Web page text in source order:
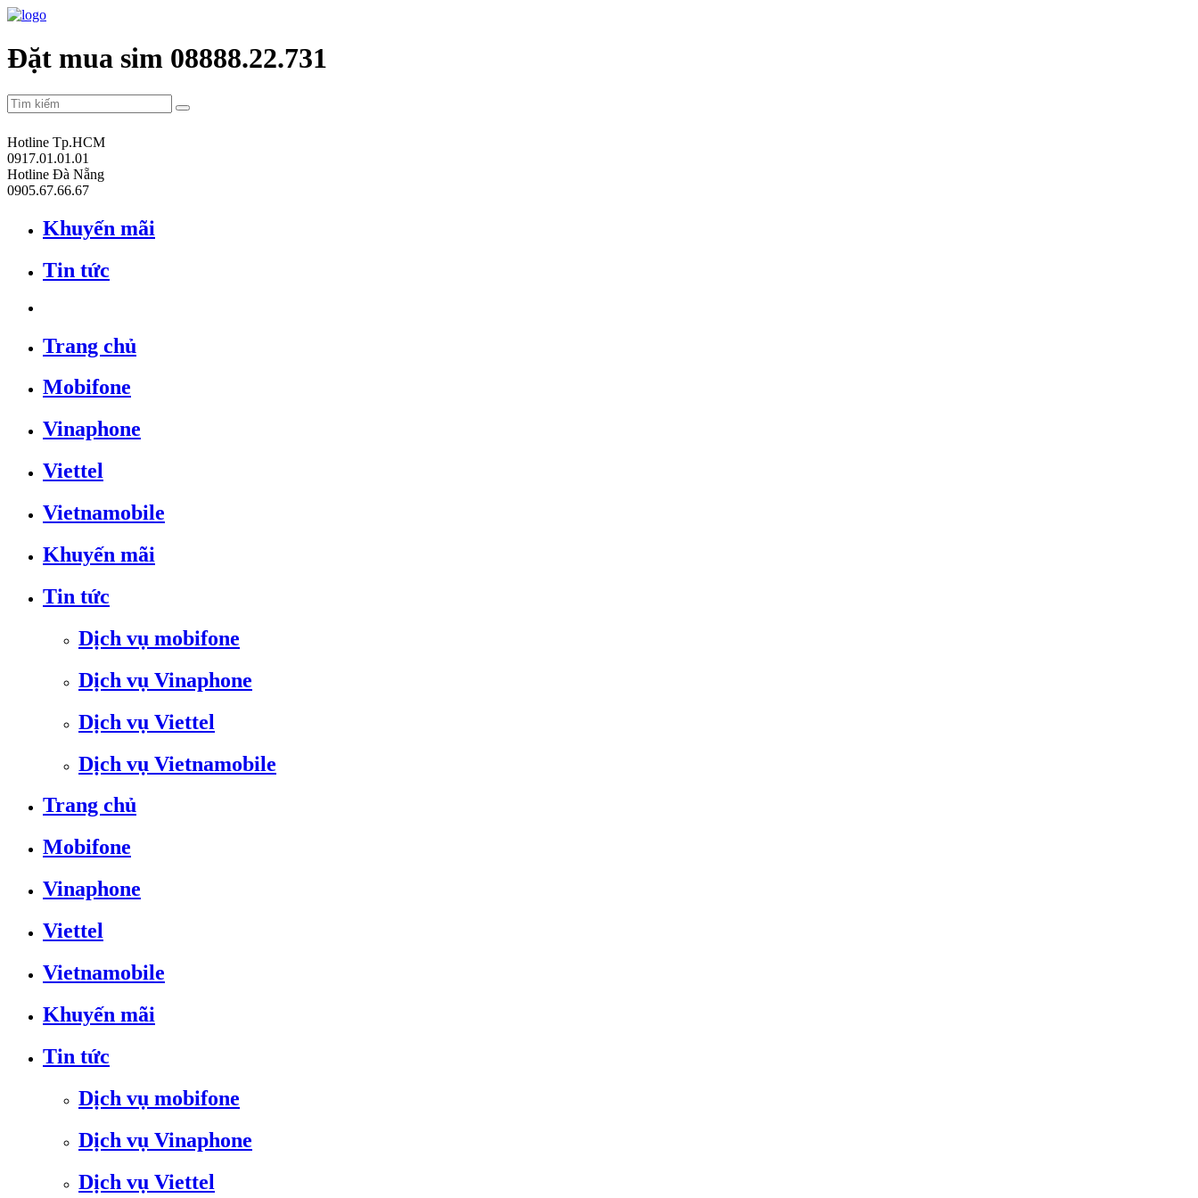
Đặt mua sim 08888.22.731
Hotline Tp.HCM
0917.01.01.01
Hotline Đà Nẵng
0905.67.66.67
Khuyến mãi
Tin tức
Trang chủ
Mobifone
Vinaphone
Viettel
Vietnamobile
Khuyến mãi
Tin tức
Dịch vụ mobifone
Dịch vụ Vinaphone
Dịch vụ Viettel
Dịch vụ Vietnamobile
Trang chủ
Mobifone
Vinaphone
Viettel
Vietnamobile
Khuyến mãi
Tin tức
Dịch vụ mobifone
Dịch vụ Vinaphone
Dịch vụ Viettel